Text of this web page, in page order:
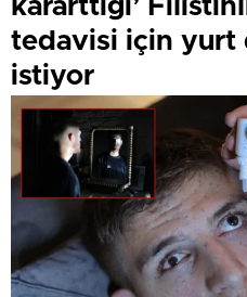
kararttığı’
tedavisi için yurt
istiyor